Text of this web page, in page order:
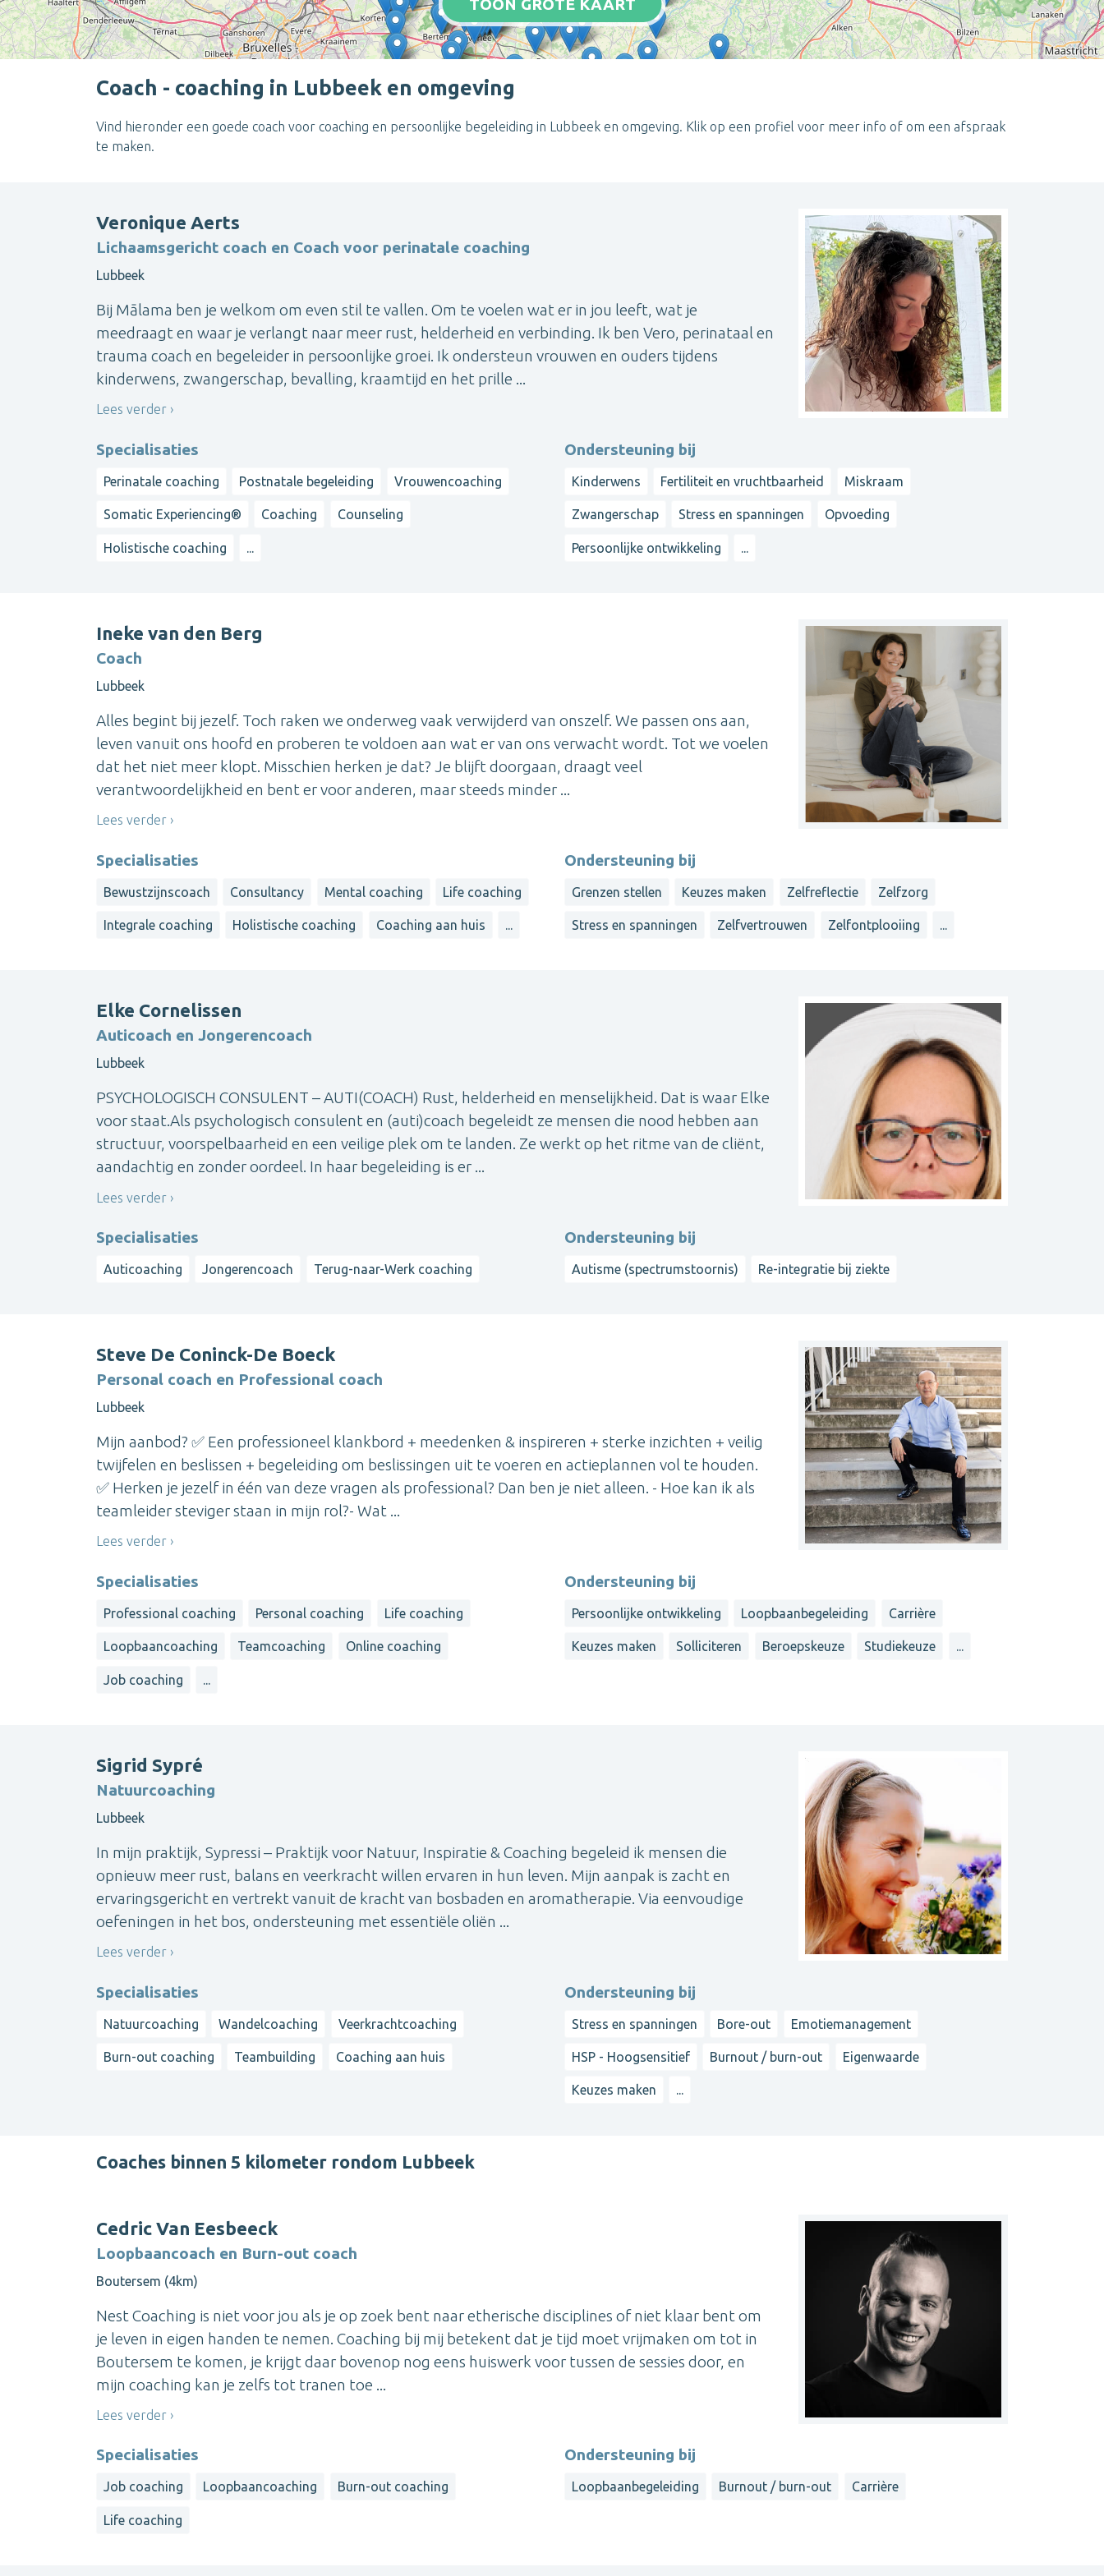
TOON GROTE KAART
Coach - coaching in Lubbeek en omgeving
Vind hieronder een goede coach voor coaching en persoonlijke begeleiding in Lubbeek en omgeving. Klik op een profiel voor meer info of om een afspraak
te maken.
Veronique Aerts
Lichaamsgericht coach en Coach voor perinatale coaching
Lubbeek
Bij Mālama ben je welkom om even stil te vallen. Om te voelen wat er in jou leeft, wat je
meedraagt en waar je verlangt naar meer rust, helderheid en verbinding. Ik ben Vero, perinataal en
trauma coach en begeleider in persoonlijke groei. Ik ondersteun vrouwen en ouders tijdens
kinderwens, zwangerschap, bevalling, kraamtijd en het prille ...
Lees verder
Specialisaties
Perinatale coaching Postnatale begeleiding Vrouwencoaching
Somatic Experiencing® Coaching Counseling
Holistische coaching
Ondersteuning bij
Kinderwens Fertiliteit en vruchtbaarheid Miskraam
Zwangerschap Stress en spanningen Opvoeding
Persoonlijke ontwikkeling
Ineke van den Berg
Coach
Lubbeek
Alles begint bij jezelf. Toch raken we onderweg vaak verwijderd van onszelf. We passen ons aan,
leven vanuit ons hoofd en proberen te voldoen aan wat er van ons verwacht wordt. Tot we voelen
dat het niet meer klopt. Misschien herken je dat? Je blijft doorgaan, draagt veel
verantwoordelijkheid en bent er voor anderen, maar steeds minder ...
Lees verder
Specialisaties
Bewustzijnscoach Consultancy Mental coaching Life coaching
Integrale coaching Holistische coaching Coaching aan huis ...
Ondersteuning bij
Grenzen stellen Keuzes maken Zelfreflectie Zelfzorg
Stress en spanningen Zelfvertrouwen Zelfontplooiing ...
Elke Cornelissen
Auticoach en Jongerencoach
Lubbeek
PSYCHOLOGISCH CONSULENT – AUTI(COACH) Rust, helderheid en menselijkheid. Dat is waar Elke
voor staat.Als psychologisch consulent en (auti)coach begeleidt ze mensen die nood hebben aan
structuur, voorspelbaarheid en een veilige plek om te landen. Ze werkt op het ritme van de cliënt,
aandachtig en zonder oordeel. In haar begeleiding is er ...
Lees verder
Specialisaties
Auticoaching Jongerencoach Terug-naar-Werk coaching
Ondersteuning bij
Autisme (spectrumstoornis) Re-integratie bij ziekte
Steve De Coninck-De Boeck
Personal coach en Professional coach
Lubbeek
Mijn aanbod? ✅ Een professioneel klankbord + meedenken & inspireren + sterke inzichten + veilig
twijfelen en beslissen + begeleiding om beslissingen uit te voeren en actieplannen vol te houden.
✅ Herken je jezelf in één van deze vragen als professional? Dan ben je niet alleen. - Hoe kan ik als
teamleider steviger staan in mijn rol?- Wat ...
Lees verder
Specialisaties
Professional coaching Personal coaching Life coaching
Loopbaancoaching Teamcoaching Online coaching
Job coaching ...
Ondersteuning bij
Persoonlijke ontwikkeling Loopbaanbegeleiding Carrière
Keuzes maken Solliciteren Beroepskeuze Studiekeuze ...
Sigrid Sypré
Natuurcoaching
Lubbeek
In mijn praktijk, Sypressi – Praktijk voor Natuur, Inspiratie & Coaching begeleid ik mensen die
opnieuw meer rust, balans en veerkracht willen ervaren in hun leven. Mijn aanpak is zacht en
ervaringsgericht en vertrekt vanuit de kracht van bosbaden en aromatherapie. Via eenvoudige
oefeningen in het bos, ondersteuning met essentiële oliën ...
Lees verder
Specialisaties
Natuurcoaching Wandelcoaching Veerkrachtcoaching
Burn-out coaching Teambuilding Coaching aan huis
Ondersteuning bij
Stress en spanningen Bore-out Emotiemanagement
HSP - Hoogsensitief Burnout / burn-out Eigenwaarde
Keuzes maken ...
Coaches binnen 5 kilometer rondom Lubbeek
Cedric Van Eesbeeck
Loopbaancoach en Burn-out coach
Boutersem (4km)
Nest Coaching is niet voor jou als je op zoek bent naar etherische disciplines of niet klaar bent om
je leven in eigen handen te nemen. Coaching bij mij betekent dat je tijd moet vrijmaken om tot in
Boutersem te komen, je krijgt daar bovenop nog eens huiswerk voor tussen de sessies door, en
mijn coaching kan je zelfs tot tranen toe ...
Lees verder
Specialisaties
Job coaching Loopbaancoaching Burn-out coaching
Life coaching
Ondersteuning bij
Loopbaanbegeleiding Burnout / burn-out Carrière